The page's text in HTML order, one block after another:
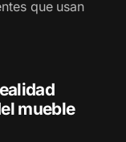
que usan
mueble